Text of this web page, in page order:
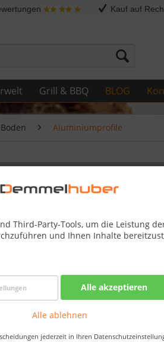
Kauf auf
Grill & BBQ BLOG
Third-Party-Tools, um die Leistung
und Ihnen Inhalte
Alle akzeptieren
Alle ablehnen
jederzeit in Ihren
Aluminiumprofile
Edelstahl-
1
ab